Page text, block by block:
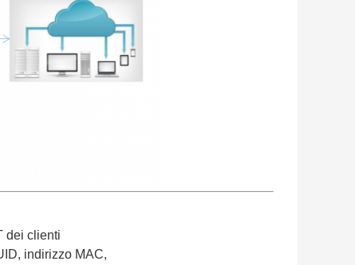
dei clienti
indirizzo MAC,